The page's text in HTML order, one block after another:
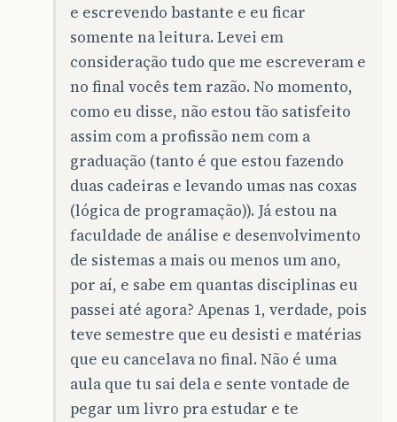
e escrevendo bastante e eu ficar
somente na leitura. Levei em
consideração tudo que me escreveram e
no final vocês tem razão. No momento,
como eu disse, não estou tão satisfeito
assim com a profissão nem com a
graduação (tanto é que estou fazendo
duas cadeiras e levando umas nas coxas
(lógica de programação)). Já estou na
faculdade de análise e desenvolvimento
de sistemas a mais ou menos um ano,
por aí, e sabe em quantas disciplinas eu
passei até agora? Apenas 1, verdade, pois
teve semestre que eu desisti e matérias
que eu cancelava no final. Não é uma
aula que tu sai dela e sente vontade de
pegar um livro pra estudar e te